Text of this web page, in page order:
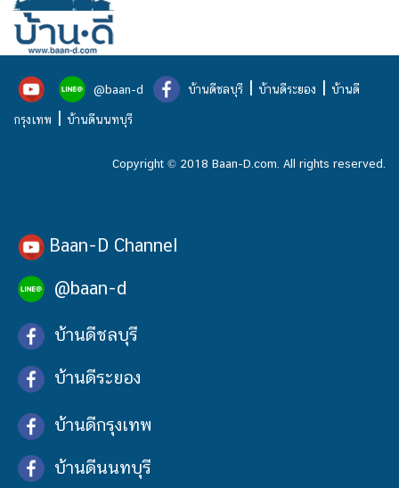
@baan-d บ้านดีชลบุรี | บ้านดีระยอง | บ้านดี
กรุงเทพ | บ้านดีนนทบุรี
Copyright © 2018 Baan-D.com. All rights reserved.
Baan-D Channel
@baan-d
บ้านดีชลบุรี
บ้านดีระยอง
บ้านดีกรุงเทพ
บ้านดีนนทบุรี